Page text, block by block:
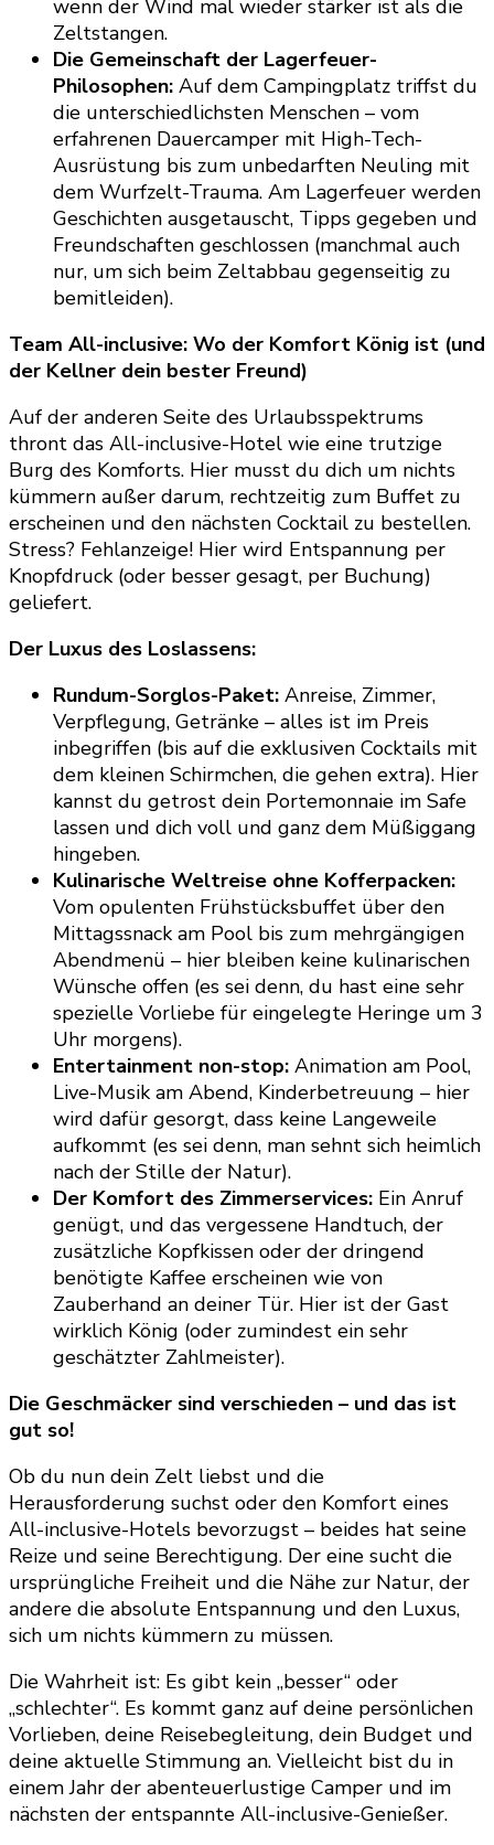
wenn der Wind mal wieder stärker ist als die
Zeltstangen.
Die Gemeinschaft der Lagerfeuer-
Philosophen: Auf dem Campingplatz triffst du
die unterschiedlichsten Menschen – vom
erfahrenen Dauercamper mit High-Tech-
Ausrüstung bis zum unbedarften Neuling mit
dem Wurfzelt-Trauma. Am Lagerfeuer werden
Geschichten ausgetauscht, Tipps gegeben und
Freundschaften geschlossen (manchmal auch
nur, um sich beim Zeltabbau gegenseitig zu
bemitleiden).
Team All-inclusive: Wo der Komfort König ist (und
der Kellner dein bester Freund)
Auf der anderen Seite des Urlaubsspektrums
thront das All-inclusive-Hotel wie eine trutzige
Burg des Komforts. Hier musst du dich um nichts
kümmern außer darum, rechtzeitig zum Buffet zu
erscheinen und den nächsten Cocktail zu bestellen.
Stress? Fehlanzeige! Hier wird Entspannung per
Knopfdruck (oder besser gesagt, per Buchung)
geliefert.
Der Luxus des Loslassens:
Rundum-Sorglos-Paket: Anreise, Zimmer,
Verpflegung, Getränke – alles ist im Preis
inbegriffen (bis auf die exklusiven Cocktails mit
dem kleinen Schirmchen, die gehen extra). Hier
kannst du getrost dein Portemonnaie im Safe
lassen und dich voll und ganz dem Müßiggang
hingeben.
Kulinarische Weltreise ohne Kofferpacken:
Vom opulenten Frühstücksbuffet über den
Mittagssnack am Pool bis zum mehrgängigen
Abendmenü – hier bleiben keine kulinarischen
Wünsche offen (es sei denn, du hast eine sehr
spezielle Vorliebe für eingelegte Heringe um 3
Uhr morgens).
Entertainment non-stop: Animation am Pool,
Live-Musik am Abend, Kinderbetreuung – hier
wird dafür gesorgt, dass keine Langeweile
aufkommt (es sei denn, man sehnt sich heimlich
nach der Stille der Natur).
Der Komfort des Zimmerservices: Ein Anruf
genügt, und das vergessene Handtuch, der
zusätzliche Kopfkissen oder der dringend
benötigte Kaffee erscheinen wie von
Zauberhand an deiner Tür. Hier ist der Gast
wirklich König (oder zumindest ein sehr
geschätzter Zahlmeister).
Die Geschmäcker sind verschieden – und das ist
gut so!
Ob du nun dein Zelt liebst und die
Herausforderung suchst oder den Komfort eines
All-inclusive-Hotels bevorzugst – beides hat seine
Reize und seine Berechtigung. Der eine sucht die
ursprüngliche Freiheit und die Nähe zur Natur, der
andere die absolute Entspannung und den Luxus,
sich um nichts kümmern zu müssen.
Die Wahrheit ist: Es gibt kein „besser“ oder
„schlechter“. Es kommt ganz auf deine persönlichen
Vorlieben, deine Reisebegleitung, dein Budget und
deine aktuelle Stimmung an. Vielleicht bist du in
einem Jahr der abenteuerlustige Camper und im
nächsten der entspannte All-inclusive-Genießer.